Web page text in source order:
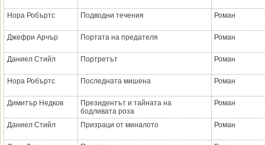
Нора Робъртс Подводни течения Роман
Джефри Арчър Портата на предателя Роман
Даниел Стийл Портретът Роман
Нора Робъртс Последната мишена Роман
Димитър Недков
Президентът и тайната на
бодливата роза
Роман
Даниел Стийл Призраци от миналото Роман